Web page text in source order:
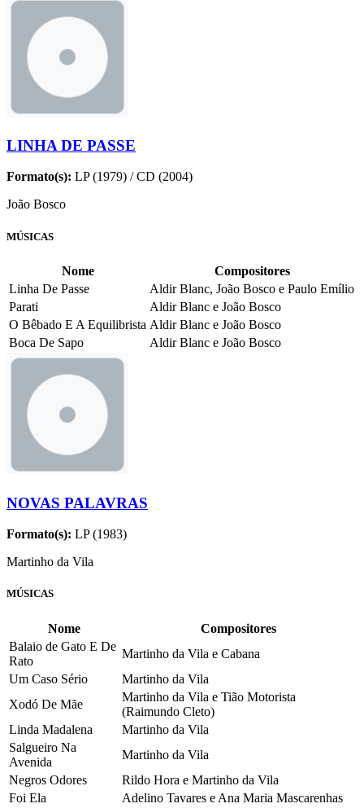
LINHA DE PASSE
Formato(s): LP (1979) / CD (2004)
João Bosco
MÚSICAS
Nome
Compositores
Linha De Passe
Aldir Blanc, João Bosco e Paulo Emílio
Parati
Aldir Blanc e João Bosco
O Bêbado E A Equilibrista Aldir Blanc e João Bosco
Boca De Sapo
Aldir Blanc e João Bosco
NOVAS PALAVRAS
Formato(s): LP (1983)
Martinho da Vila
MÚSICAS
Nome
Compositores
Balaio de Gato E De
Rato
Martinho da Vila e Cabana
Um Caso Sério
Martinho da Vila
Xodó De Mãe
Martinho da Vila e Tião Motorista
(Raimundo Cleto)
Linda Madalena
Martinho da Vila
Salgueiro Na
Avenida
Martinho da Vila
Negros Odores
Rildo Hora e Martinho da Vila
Foi Ela
Adelino Tavares e Ana Maria Mascarenhas